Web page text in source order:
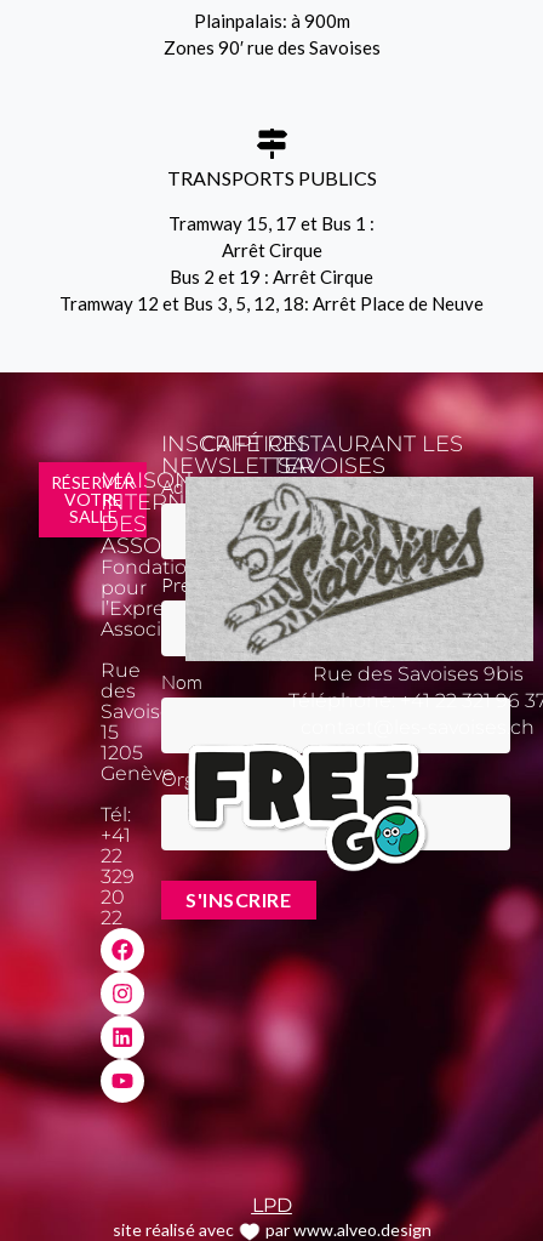
Plainpalais: à 900m
Zones 90′ rue des Savoises
TRANSPORTS PUBLICS
Tramway 15, 17 et Bus 1 :
Arrêt Cirque
Bus 2 et 19 : Arrêt Cirque
Tramway 12 et Bus 3, 5, 12, 18: Arrêt Place de Neuve
RÉSERVER
VOTRE
SALLE
MAISON
INTERNATIONALE
DES
ASSOCIATIONS
Fondation
pour
l’Expression
Associative
Rue
des
Savoises
15
1205
Genève
Tél:
+41
22
329
20
22
INSCRIPTION
NEWSLETTER
Adresse email*
Prénom
Nom
Organisation
CAFÉ RESTAURANT LES
SAVOISES
Rue des Savoises 9bis
Téléphone:+41 22 321 96
contact@les-savoises.ch
LPD
site réalisé avec par www.alveo.design